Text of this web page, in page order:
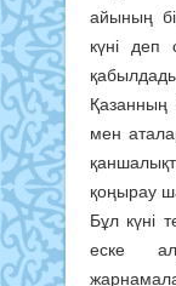
айының
күні деп
Қазанның
мен
қоңырау
Бұл күні
еске